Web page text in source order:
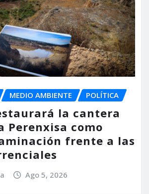
MEDIO AMBIENTE POLÍTICA
la cantera
Perenxisa como
frente a las
Ago 5, 2026